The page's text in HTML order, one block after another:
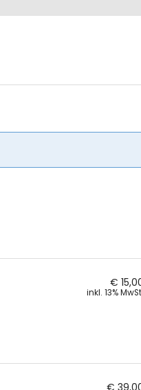
€
inkl. 13%